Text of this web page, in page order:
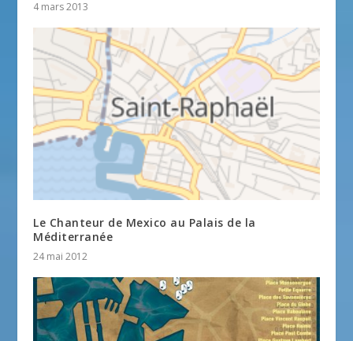
4 mars 2013
Le Chanteur de Mexico au Palais de la
Méditerranée
24 mai 2012